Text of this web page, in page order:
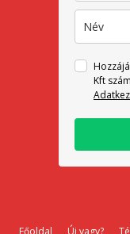
Kft
Főoldal Új vagy?